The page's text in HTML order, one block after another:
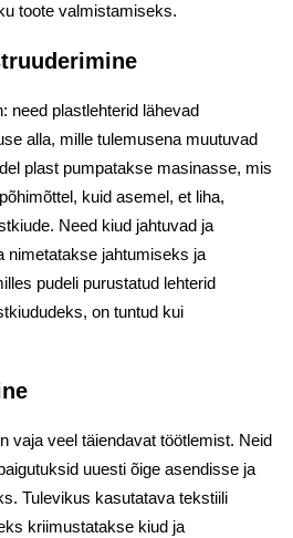
toote valmistamiseks.
need plastlehterid lähevad
alla, mille tulemusena muutuvad
plast pumpatakse masinasse, mis
kuid asemel, et liha,
Need kiud jahtuvad ja
nimetatakse jahtumiseks ja
pudeli purustatud lehterid
on tuntud kui
vaja veel täiendavat töötlemist. Neid
uuesti õige asendisse ja
Tulevikus kasutatava tekstiili
kriimustatakse kiud ja